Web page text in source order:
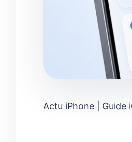
Actu iPhone | Guide